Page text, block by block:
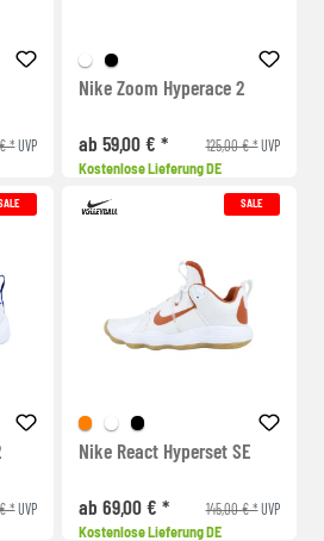
*UVP
Nike Zoom Hyperace 2
ab 59,00 € * 125,00 € *UVP
Kostenlose Lieferung DE
*UVP
SALE
Nike React Hyperset SE
ab 69,00 € * 145,00 € *UVP
Kostenlose Lieferung DE